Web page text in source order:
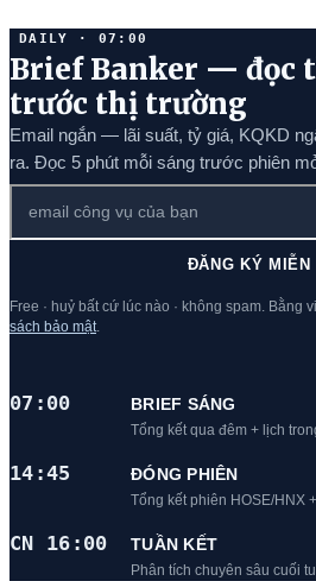
DAILY · 07:00
Brief Banker — đọc
trước thị trường
Email ngắn — lãi suất, tỷ giá, KQKD
ra. Đọc 5 phút mỗi sáng trước phiên
ĐĂNG KÝ MIỄN
Free · huỷ bất cứ lúc nào · không spam. Bằng
sách bảo mật.
07:00 BRIEF SÁNG
Tổng kết qua đêm + lịch
14:45 ĐÓNG PHIÊN
Tổng kết phiên HOSE/HNX
CN 16:00 TUẦN KẾT
Phân tích chuyên sâu cuối